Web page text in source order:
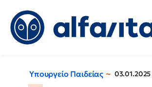
Υπουργείο Παιδείας 03.01.2025